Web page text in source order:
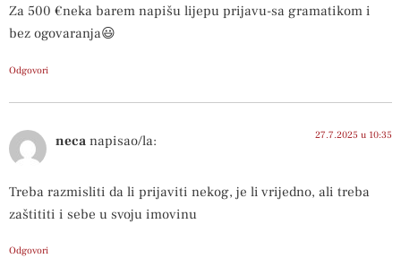
Za 500 €neka barem napišu lijepu prijavu-sa gramatikom i
bez ogovaranja😃
Odgovori
neca napisao/la: 27.7.2025 u 10:35
Treba razmisliti da li prijaviti nekog, je li vrijedno, ali treba
zaštititi i sebe u svoju imovinu
Odgovori